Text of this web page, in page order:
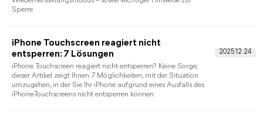
Möglichkeiten im Überblick
FoneTool Unlocker sind dabei helfreich.
iPhone aus Apple-ID entfernen: So